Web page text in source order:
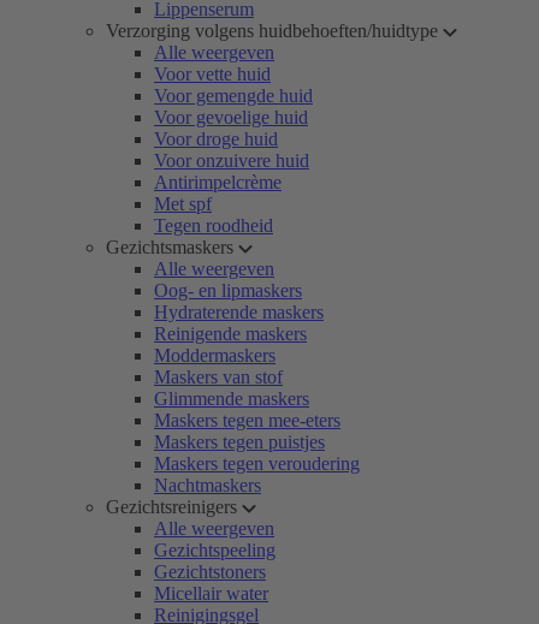
Lippenserum
Verzorging volgens huidbehoeften/huidtype
Alle weergeven
Voor vette huid
Voor gemengde huid
Voor gevoelige huid
Voor droge huid
Voor onzuivere huid
Antirimpelcrème
Met spf
Tegen roodheid
Gezichtsmaskers
Alle weergeven
Oog- en lipmaskers
Hydraterende maskers
Reinigende maskers
Moddermaskers
Maskers van stof
Glimmende maskers
Maskers tegen mee-eters
Maskers tegen puistjes
Maskers tegen veroudering
Nachtmaskers
Gezichtsreinigers
Alle weergeven
Gezichtspeeling
Gezichtstoners
Micellair water
Reinigingsgel